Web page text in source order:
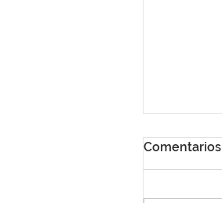
Comentarios